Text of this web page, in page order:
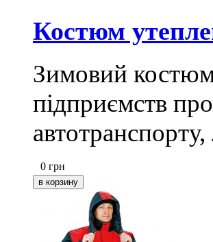
Костюм
Зимовий костюм
підприємств
автотранспорту,
0 грн